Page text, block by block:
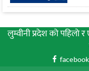
लुम्वीनी प्रदेश को पहिलाे
facebook